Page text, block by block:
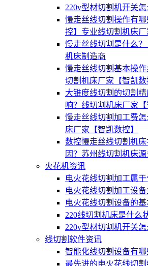
220v型材切割机开关怎
慢走丝线切割操作有
控】专业线切割机床厂
慢走丝线切割是什么
机床制造商
慢走丝线切割基本操
切割机床厂家【智凯数
大锥度线切割的切割
响？线切割机床厂家【
慢走丝线切割加工费
床厂家【智凯数控】
数控慢走丝线切割机
因？苏州线切割机床
火花机资讯
电火花线切割加工属
电火花线切割加工设
电火花线切割设备的
220线切割机床是什么
220v型材切割机开关怎
线切割软件资讯
智能化线切割设备有
最先进的电火花线切